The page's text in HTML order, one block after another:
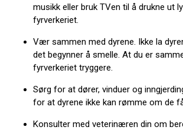
musikk eller bruk TVen til å drukne ut
fyrverkeriet.
Vær sammen med dyrene. Ikke la
det begynner å smelle. At du er
fyrverkeriet tryggere.
Sørg for at dører, vinduer og
for at dyrene ikke kan rømme om de
Konsulter med veterinæren din om